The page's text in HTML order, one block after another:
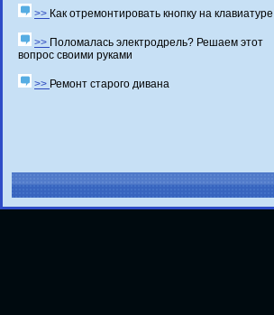
>> Как отремонтировать кнопку на клавиатуре
>> Поломалась электродрель? Решаем этот
вопрос своими руками
>> Ремонт старого дивана